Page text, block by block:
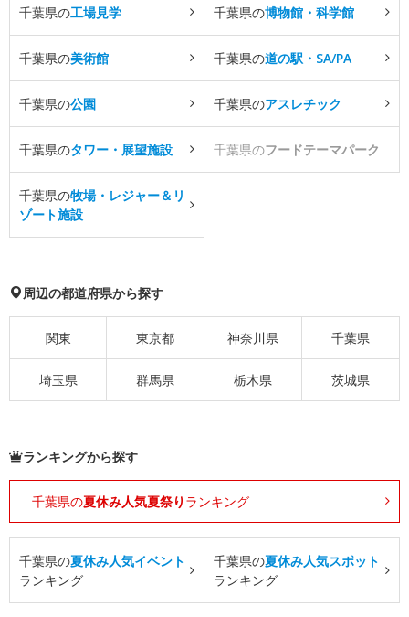
千葉県の工場見学 千葉県の博物館・科学館
千葉県の美術館 千葉県の道の駅・SA/PA
千葉県の公園 千葉県のアスレチック
千葉県のタワー・展望施設 千葉県のフードテーマパーク
千葉県の牧場・レジャー＆リ
ゾート施設
周辺の都道府県から探す
関東 東京都 神奈川県 千葉県
埼玉県 群馬県 栃木県 茨城県
ランキングから探す
千葉県の夏休み人気夏祭り ランキング
千葉県の夏休み人気イベント
ランキング
千葉県の夏休み人気スポット
ランキング